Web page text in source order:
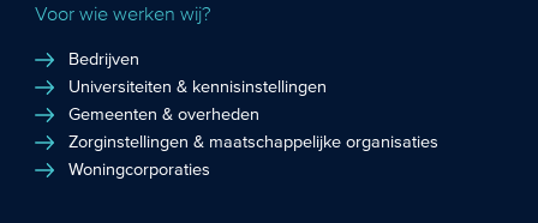
Voor wie werken wij?
Bedrijven
Universiteiten & kennisinstellingen
Gemeenten & overheden
Zorginstellingen & maatschappelijke organisaties
Woningcorporaties